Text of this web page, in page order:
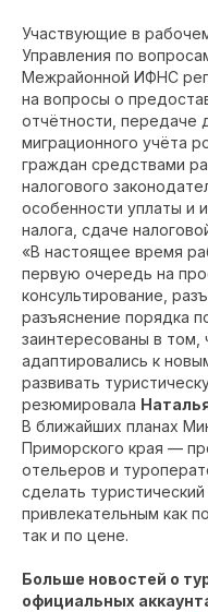
Участвующие в
Управления по
Межрайонной ИФНС
на вопросы о
отчётности, передаче
миграционного учёта
граждан средствами
налогового
особенности уплаты и
налога, сдаче
«В настоящее время
первую очередь на
консультирование,
разъяснение порядка
заинтересованы в
адаптировались к
развивать
резюмировала
В ближайших планах
Приморского края —
отельеров и
сделать
привлекательным как
так и по цене.
Больше новостей о
официальных